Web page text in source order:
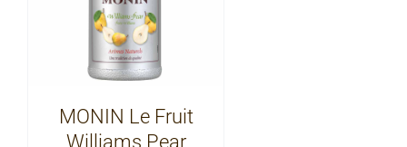
MONIN Le Fruit
Williams Pear